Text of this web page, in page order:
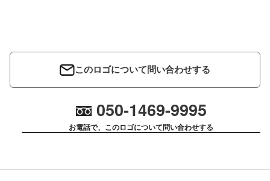
このロゴについて問い合わせする
050-1469-9995
お電話で、このロゴについて問い合わせする